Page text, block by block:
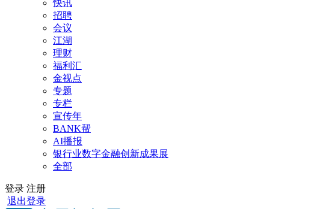
快讯
招聘
会议
江湖
理财
福利汇
金视点
专题
专栏
宣传年
BANK帮
AI播报
银行业数字金融创新成果展
全部
登录 注册
退出登录